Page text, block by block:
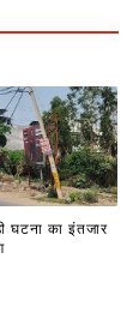
घटना का इंतजार